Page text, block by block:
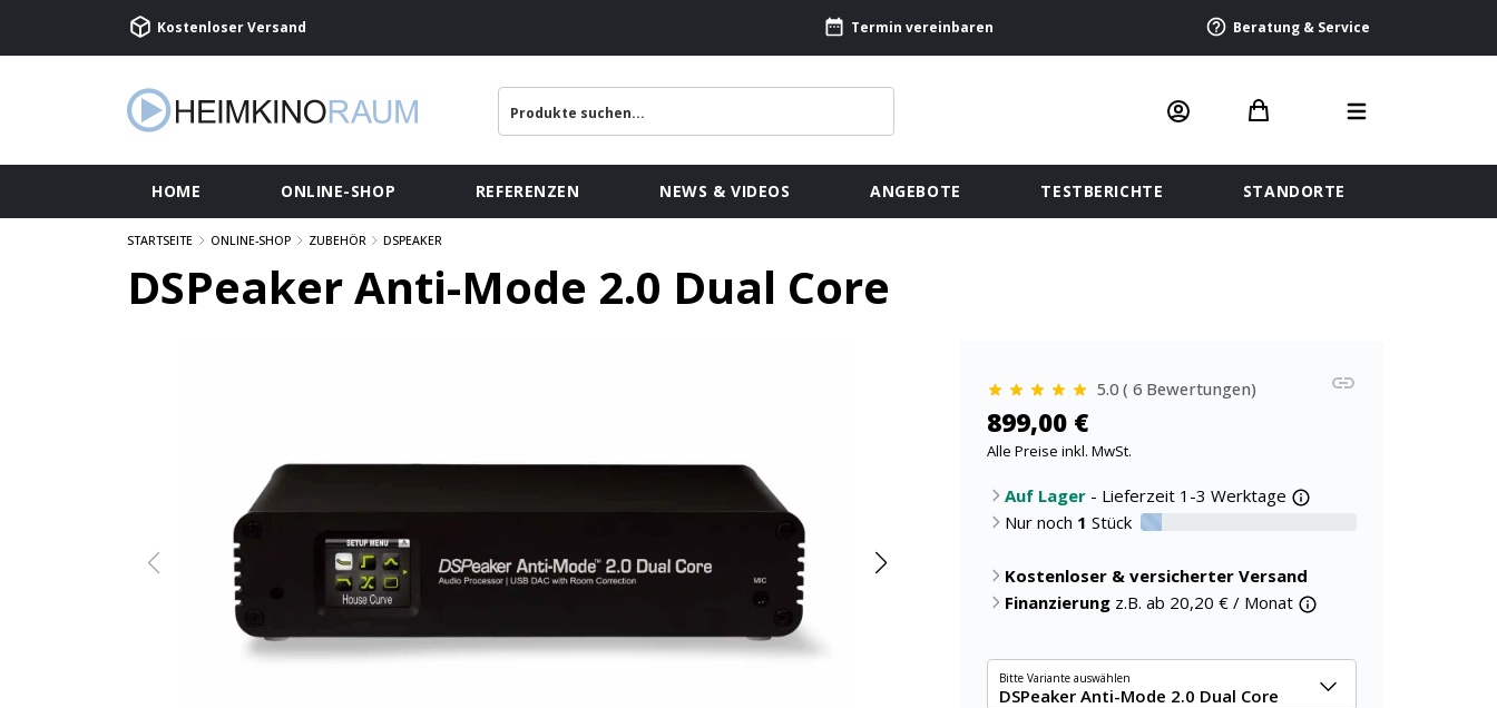
Kostenloser Versand Termin vereinbaren Beratung & Service
HOME ONLINE-SHOP REFERENZEN NEWS & VIDEOS ANGEBOTE TESTBERICHTE STANDORTE
STARTSEITE ONLINE-SHOP ZUBEHÖR DSPEAKER
DSPeaker Anti-Mode 2.0 Dual Core
5.0 ( 6 Bewertungen)
899,00 €
Alle Preise inkl. MwSt.
Auf Lager - Lieferzeit 1-3 Werktage
Nur noch 1 Stück 10% verfügbar
Kostenloser & versicherter Versand
Finanzierung z.B. ab 20,20 € / Monat
Bitte Variante auswählen
DSPeaker Anti-Mode 2.0 Dual Core